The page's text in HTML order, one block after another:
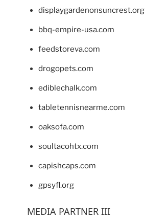
displaygardenonsuncrest.org
bbq-empire-usa.com
feedstoreva.com
drogopets.com
ediblechalk.com
tabletennisnearme.com
oaksofa.com
soultacohtx.com
capishcaps.com
gpsyfl.org
MEDIA PARTNER III